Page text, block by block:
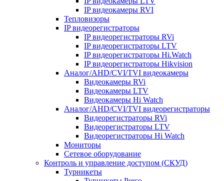
IP видеокамеры RVI
Тепловизоры
IP видеорегистраторы
IP видеорегистраторы RVi
IP видеорегистраторы LTV
IP видеорегистраторы Hi.Watch
IP видеорегистраторы Hikvision
Аналог/AHD/CVI/TVI видеокамеры
Видеокамеры RVi
Видеокамеры LTV
Видеокамеры Hi Watch
Аналог/AHD/CVI/TVI видеорегистраторы
Видеорегистраторы RVi
Видеорегистраторы LTV
Видеорегистраторы Hi Watch
Мониторы
Сетевое оборудование
Контроль и управление доступом (СКУД)
Турникеты